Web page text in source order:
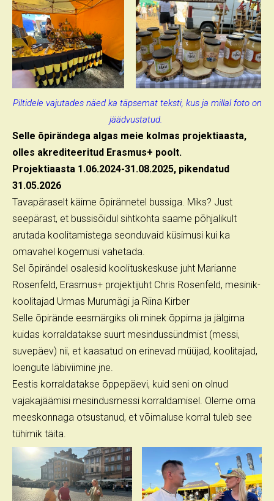
Piltidele vajutades näed ka täpsemat teksti, kus ja millal foto on
jäädvustatud.
Selle õpirändega algas meie kolmas projektiaasta,
olles akrediteeritud Erasmus+ poolt.
Projektiaasta 1.06.2024-31.08.2025, pikendatud
31.05.2026
Tavapäraselt käime õpirännetel bussiga. Miks? Just
seepärast, et bussisõidul sihtkohta saame põhjalikult
arutada koolitamistega seonduvaid küsimusi kui ka
omavahel kogemusi vahetada.
Sel õpirändel osalesid koolituskeskuse juht Marianne
Rosenfeld, Erasmus+ projektijuht Chris Rosenfeld, mesinik-
koolitajad Urmas Murumägi ja Riina Kirber
Selle õpirände eesmärgiks oli minek õppima ja jälgima
kuidas korraldatakse suurt mesindussündmist (messi,
suvepäev) nii, et kaasatud on erinevad müüjad, koolitajad,
loengute läbiviimine jne.
Eestis korraldatakse õppepäevi, kuid seni on olnud
vajakajäämisi mesindusmessi korraldamisel. Oleme oma
meeskonnaga otsustanud, et võimaluse korral tuleb see
tühimik täita.